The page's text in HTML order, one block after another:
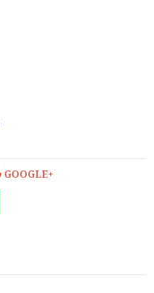
GOOGLE+